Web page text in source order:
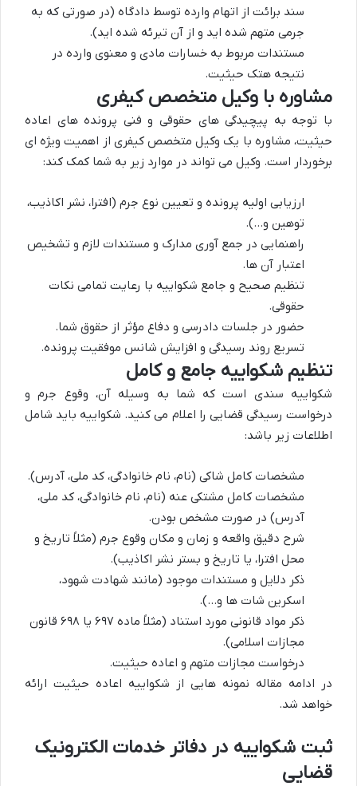
سند برائت از اتهام وارده توسط دادگاه (در صورتی که به
جرمی متهم شده اید و از آن تبرئه شده اید).
مستندات مربوط به خسارات مادی و معنوی وارده در
نتیجه هتک حیثیت.
مشاوره با وکیل متخصص کیفری
با توجه به پیچیدگی های حقوقی و فنی پرونده های اعاده
حیثیت، مشاوره با یک وکیل متخصص کیفری از اهمیت ویژه ای
برخوردار است. وکیل می تواند در موارد زیر به شما کمک کند:
ارزیابی اولیه پرونده و تعیین نوع جرم (افترا، نشر اکاذیب،
توهین و…).
راهنمایی در جمع آوری مدارک و مستندات لازم و تشخیص
اعتبار آن ها.
تنظیم صحیح و جامع شکواییه با رعایت تمامی نکات
حقوقی.
حضور در جلسات دادرسی و دفاع مؤثر از حقوق شما.
تسریع روند رسیدگی و افزایش شانس موفقیت پرونده.
تنظیم شکواییه جامع و کامل
شکواییه سندی است که شما به وسیله آن، وقوع جرم و
درخواست رسیدگی قضایی را اعلام می کنید. شکواییه باید شامل
اطلاعات زیر باشد:
مشخصات کامل شاکی (نام، نام خانوادگی، کد ملی، آدرس).
مشخصات کامل مشتکی عنه (نام، نام خانوادگی، کد ملی،
آدرس) در صورت مشخص بودن.
شرح دقیق واقعه و زمان و مکان وقوع جرم (مثلاً تاریخ و
محل افترا، یا تاریخ و بستر نشر اکاذیب).
ذکر دلایل و مستندات موجود (مانند شهادت شهود،
اسکرین شات ها و…).
ذکر مواد قانونی مورد استناد (مثلاً ماده ۶۹۷ یا ۶۹۸ قانون
مجازات اسلامی).
درخواست مجازات متهم و اعاده حیثیت.
در ادامه مقاله نمونه هایی از شکواییه اعاده حیثیت ارائه
خواهد شد.
ثبت شکواییه در دفاتر خدمات الکترونیک
قضایی